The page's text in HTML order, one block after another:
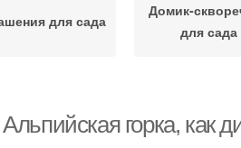
для сада
Домик-
для сада
горка, как